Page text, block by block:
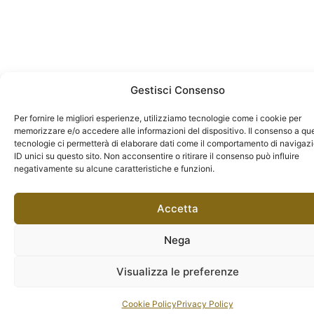
Gestisci Consenso
Per fornire le migliori esperienze, utilizziamo tecnologie come i cookie per
memorizzare e/o accedere alle informazioni del dispositivo. Il consenso a
tecnologie ci permetterà di elaborare dati come il comportamento di
ID unici su questo sito. Non acconsentire o ritirare il consenso può influire
negativamente su alcune caratteristiche e funzioni.
Accetta
Nega
Visualizza le preferenze
Cookie PolicyPrivacy Policy